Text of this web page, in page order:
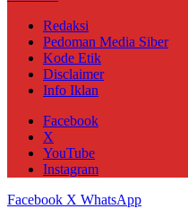
Redaksi
Pedoman Media Siber
Kode Etik
Disclaimer
Info Iklan
Facebook
X
YouTube
Instagram
Facebook X WhatsApp